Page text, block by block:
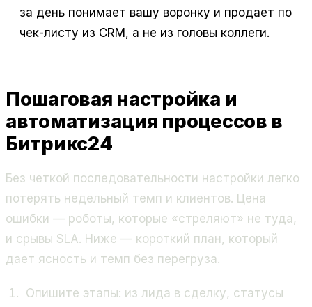
за день понимает вашу воронку и продает по
чек-листу из CRM, а не из головы коллеги.
Пошаговая настройка и
автоматизация процессов в
Битрикс24
Без четкой последовательности настройки легко
потерять недельный темп и клиентов. Цена
ошибки — роботы, которые «стреляют» не туда,
и срывы SLA. Ниже — короткий план, который
дает ясность и темп без перегруза.
Опишите этапы: из лида в сделку, статусы